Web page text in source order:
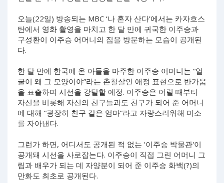
오늘(22일) 방송되는 MBC ‘나 혼자 산다’에서는 카자흐스
탄에서 영화 촬영을 마치고 한 달 만에 귀국한 이주승과
구성환이 이주승 어머니의 집을 방문하는 모습이 공개된
다.
한 달 만에 한국에 온 아들을 마주한 이주승 어머니는 “얼
굴이 왜 그 모양이야”라는 촌철살인 애정 표현으로 반가움
을 표출하며 시선을 강탈할 예정. 이주승은 어릴 때부터
자신을 비롯해 자신의 친구들과도 친구가 되어 준 어머니
에 대해 “굉장히 친구 같은 엄마”라고 자랑스러워해 미소
를 자아낸다.
그런가 하면, 어디서도 공개된 적 없는 '이주승 박물관'이
공개돼 시선을 사로잡는다. 이주승이 직접 그린 어머니 그
림과 배우가 되는 데 자양분이 되어 준 이주승 화백(?)의
만화도 최초로 공개된다.